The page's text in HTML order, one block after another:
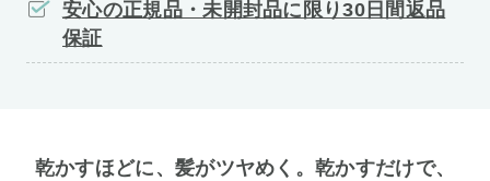
安心の正規品・未開封品に限り30日間返品
保証
乾かすほどに、髪がツヤめく。乾かすだけで、